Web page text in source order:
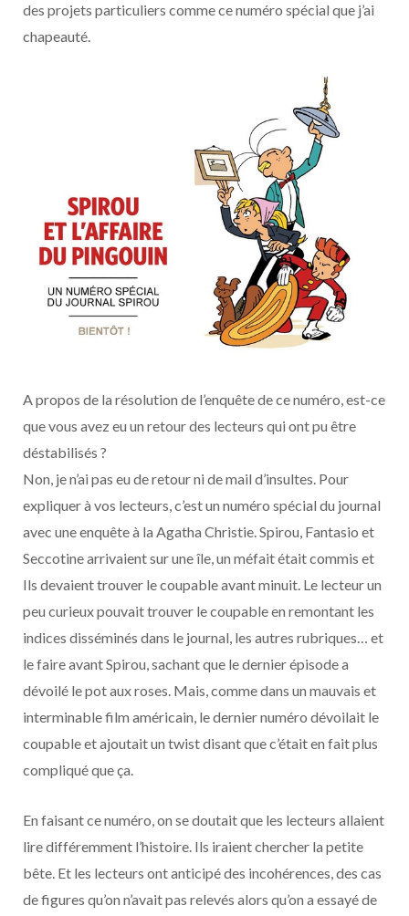
des projets particuliers comme ce numéro spécial que j’ai
chapeauté.
A propos de la résolution de l’enquête de ce numéro, est-ce
que vous avez eu un retour des lecteurs qui ont pu être
déstabilisés ?
Non, je n’ai pas eu de retour ni de mail d’insultes. Pour
expliquer à vos lecteurs, c’est un numéro spécial du journal
avec une enquête à la Agatha Christie. Spirou, Fantasio et
Seccotine arrivaient sur une île, un méfait était commis et
Ils devaient trouver le coupable avant minuit. Le lecteur un
peu curieux pouvait trouver le coupable en remontant les
indices disséminés dans le journal, les autres rubriques… et
le faire avant Spirou, sachant que le dernier épisode a
dévoilé le pot aux roses. Mais, comme dans un mauvais et
interminable film américain, le dernier numéro dévoilait le
coupable et ajoutait un twist disant que c’était en fait plus
compliqué que ça.
En faisant ce numéro, on se doutait que les lecteurs allaient
lire différemment l’histoire. Ils iraient chercher la petite
bête. Et les lecteurs ont anticipé des incohérences, des cas
de figures qu’on n’avait pas relevés alors qu’on a essayé de